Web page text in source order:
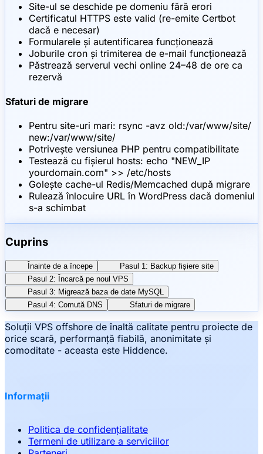
Site-ul se deschide pe domeniu fără erori
Certificatul HTTPS este valid (re-emite Certbot
dacă e necesar)
Formularele și autentificarea funcționează
Joburile cron și trimiterea de e-mail funcționează
Păstrează serverul vechi online 24–48 de ore ca
rezervă
Sfaturi de migrare
Pentru site-uri mari: rsync -avz old:/var/www/site/
new:/var/www/site/
Potrivește versiunea PHP pentru compatibilitate
Testează cu fișierul hosts: echo "NEW_IP
yourdomain.com" >> /etc/hosts
Golește cache-ul Redis/Memcached după migrare
Rulează înlocuire URL în WordPress dacă domeniul
s-a schimbat
Cuprins
Înainte de a începe
Pasul 1: Backup fișiere site
Pasul 2: Încarcă pe noul VPS
Pasul 3: Migrează baza de date MySQL
Pasul 4: Comută DNS
Sfaturi de migrare
Soluții VPS offshore de înaltă calitate pentru proiecte de
orice scară, performanță fiabilă, anonimitate și
comoditate - aceasta este Hiddence.
Informații
Politica de confidențialitate
Termeni de utilizare a serviciilor